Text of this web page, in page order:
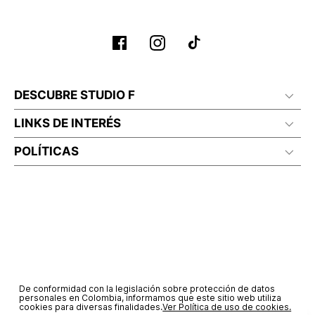
DESCUBRE STUDIO F
LINKS DE INTERÉS
POLÍTICAS
De conformidad con la legislación sobre protección de datos
personales en Colombia, informamos que este sitio web utiliza
cookies para diversas finalidades.Ver Política de uso de cookies.